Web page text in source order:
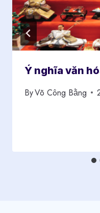
Ý nghĩa văn
ByVõ Công Bằng